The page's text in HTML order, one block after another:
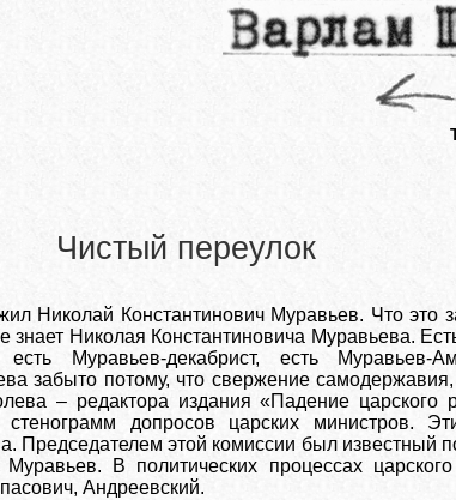
Чистый переулок
Николай Константинович Муравьев. Что это
знает Николая Константиновича Муравьева.
Муравьев-декабрист, есть
забыто потому, что свержение
– редактора издания «Падение царского
стенограмм допросов царских министров.
Председателем этой комиссии был известный
Муравьев. В политических процессах
Андреевский.